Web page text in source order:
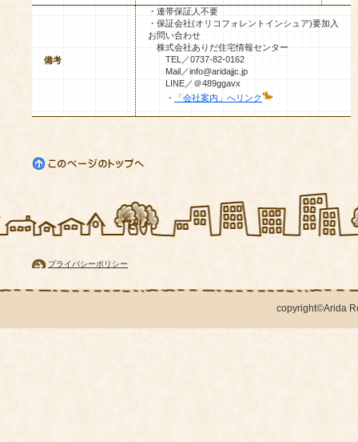
備考
・連帯保証人不要
・保証会社(オリコフォレントインシュア)要加入
お問い合わせ
株式会社ありだ住宅情報センター
TEL／0737-82-0162
Mail／info@aridajjc.jp
LINE／＠489ggavx
・
「会社案内」へリンク
copyright©Arida
プライバシーポリシー